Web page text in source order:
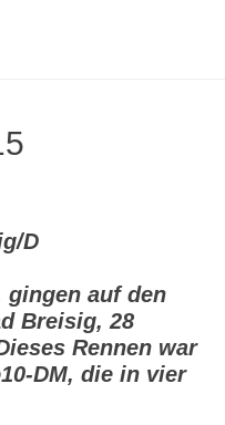
D
gingen auf den
Breisig, 28
Rennen war
DM, die in vier